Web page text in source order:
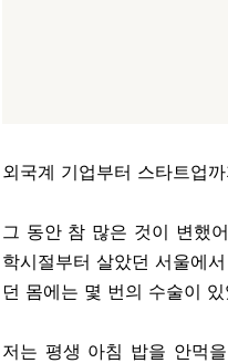
외국계 기업부터 스타트업
그 동안 참 많은 것이 변했
학시절부터 살았던 서울에
던 몸에는 몇 번의 수술이
저는 평생 아침 밥을 안먹